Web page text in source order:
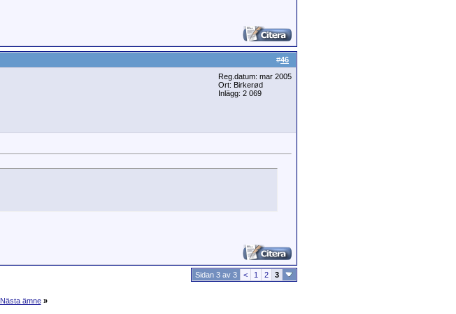
#46
Reg.datum: mar 2005
Ort: Birkerød
Inlägg: 2 069
Sidan 3 av 3 < 1 2 3
Nästa ämne »